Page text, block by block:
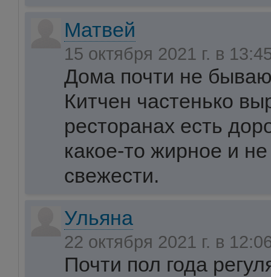
Матвей
15 октября 2021 г. в
Дома почти не
Китчен частенько
ресторанах есть
какое-то жирное и
свежести.
Ульяна
22 октября 2021 г. в
Почти пол года